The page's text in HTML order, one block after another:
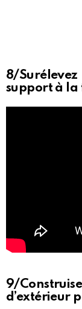
8/
support à la
9/
d’extérieur